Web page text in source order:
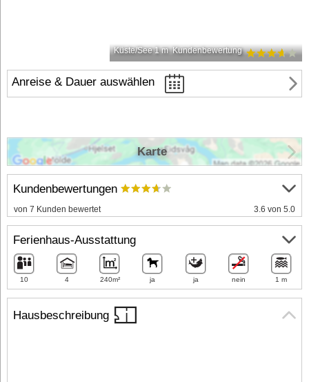
Küste/See 1 m Kundenbewertung
Anreise & Dauer auswählen
Hausbeschreibung
Kundenbewertungen
von 7 Kunden bewertet 3.6 von 5.0
Ferienhaus-Ausstattung
10 4 240m² ja ja nein 1 m
Karte